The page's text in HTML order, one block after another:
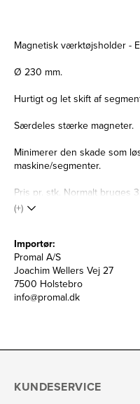
Magnetisk værktøjsholder -
Ø 230 mm.
Hurtigt og let skift af
Særdeles stærke magneter.
Minimerer den skade som
maskine/segmenter.
Pris pr. stk. Normalt bruges
(+)
Importør:
Promal A/S
Joachim Wellers Vej 27
7500 Holstebro
info@promal.dk
KUNDESERVICE